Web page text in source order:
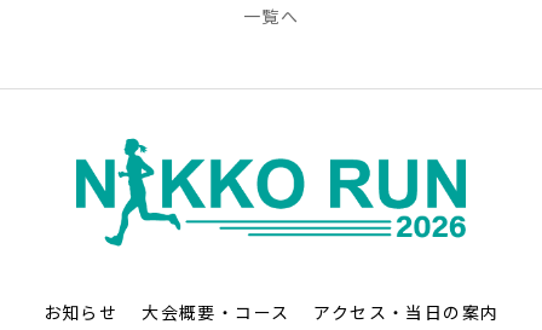
一覧へ
お知らせ 大会概要・コース アクセス・当日の案内